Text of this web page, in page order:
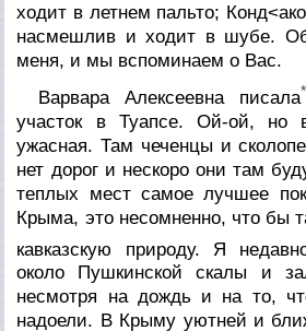
ходит в летнем пальто;
насмешлив и ходит в шубе.
меня, и мы вспоминаем о Вас.
Варвара Алексеевна писала*
участок в Туапсе. Ой-ой, но
ужасная. Там чеченцы и
нет дорог и нескоро они там
теплых мест самое лучшее
Крыма, это несомненно, что бы
кавказскую природу. Я
около Пушкинской скалы и
несмотря на дождь и на то,
надоели. В Крыму уютней и